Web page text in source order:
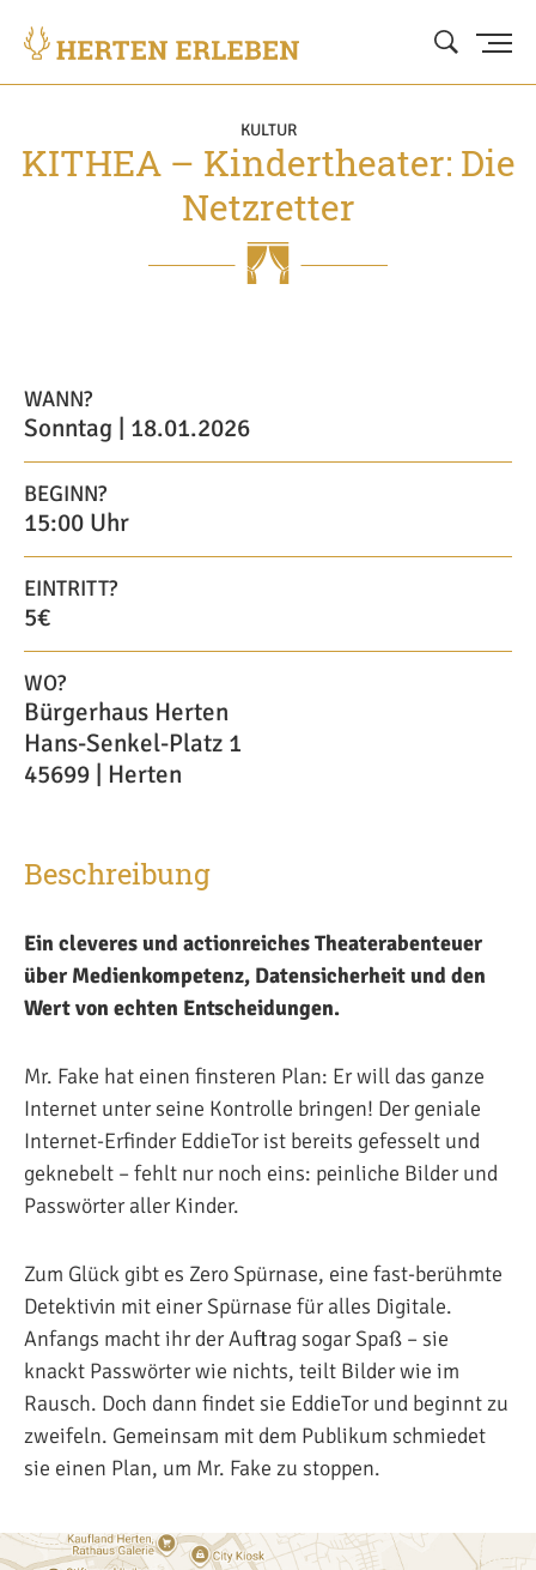
KULTUR
KITHEA – Kindertheater: Die
Netzretter
WANN?
Sonntag | 18.01.2026
BEGINN?
15:00 Uhr
EINTRITT?
5€
WO?
Bürgerhaus Herten
Hans-Senkel-Platz 1
45699 | Herten
Beschreibung
Ein cleveres und actionreiches Theaterabenteuer
über Medienkompetenz, Datensicherheit und den
Wert von echten Entscheidungen.
Mr. Fake hat einen finsteren Plan: Er will das ganze
Internet unter seine Kontrolle bringen! Der geniale
Internet-Erfinder EddieTor ist bereits gefesselt und
geknebelt – fehlt nur noch eins: peinliche Bilder und
Passwörter aller Kinder.
Zum Glück gibt es Zero Spürnase, eine fast-berühmte
Detektivin mit einer Spürnase für alles Digitale.
Anfangs macht ihr der Auftrag sogar Spaß – sie
knackt Passwörter wie nichts, teilt Bilder wie im
Rausch. Doch dann findet sie EddieTor und beginnt zu
zweifeln. Gemeinsam mit dem Publikum schmiedet
sie einen Plan, um Mr. Fake zu stoppen.